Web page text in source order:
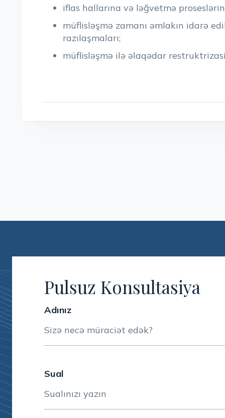
iflas hallarına və ləğvetmə
müflisləşmə zamanı əmlakın idarə
razılaşmaları;
müflisləşmə ilə əlaqədar
Pulsuz Konsultasiya
Adınız
Sual